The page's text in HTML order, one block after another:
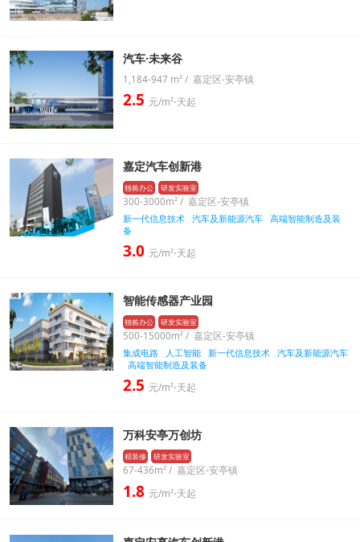
汽车·未来谷
1,184-947 m² / 嘉定区-安亭镇
2.5 元/m²⋅天起
嘉定汽车创新港
独栋办公 研发实验室
300-3000m² / 嘉定区-安亭镇
新一代信息技术
汽车及新能源汽车
高端智能制造及装
备
3.0 元/m²⋅天起
智能传感器产业园
独栋办公 研发实验室
500-15000m² / 嘉定区-安亭镇
集成电路
人工智能 新一代信息技术
汽车及新能源汽车
高端智能制造及装备
2.5 元/m²⋅天起
万科安亭万创坊
精装修 研发实验室
67-436m² / 嘉定区-安亭镇
1.8 元/m²⋅天起